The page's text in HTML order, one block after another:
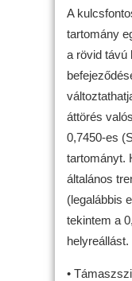
A
tartomány
a rövid távú
áttörés
0,7450-es
tartományt.
általános
(legalábbis
tekintem a
helyreállást.
•